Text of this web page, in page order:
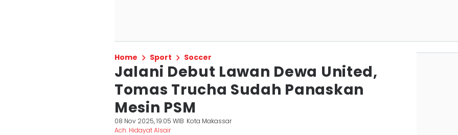
Home Sport Soccer
Jalani Debut Lawan Dewa United,
Tomas Trucha Sudah Panaskan
Mesin PSM
08 Nov 2025, 19:05 WIB Kota Makassar
Ach. Hidayat Alsair